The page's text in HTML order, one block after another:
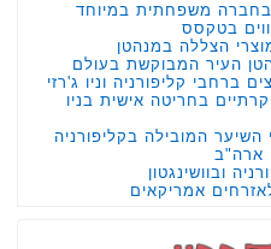
בחברה משפחתית במיוחד
בטקסס
הצללה במנהטן
העיר המבוקשת בעולם
ברחבי קליפורניה וניו ג'רזי
בחריטה אישית בניו
המובילה בקליפורניה
ארה"ב
ובוושינגטון
אמריקאים